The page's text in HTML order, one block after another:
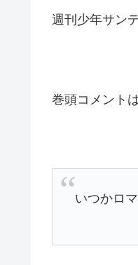
週刊少年サン
巻頭コメント
いつかロ